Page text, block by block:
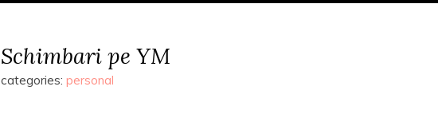
Schimbari pe YM
categories: personal